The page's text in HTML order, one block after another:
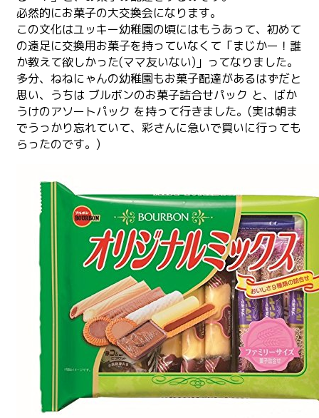
必然的にお菓子の大交換会になります。
この文化はユッキー幼稚園の頃にはもうあって、初めて
の遠足に交換用お菓子を持っていなくて「まじかー！誰
か教えて欲しかった(ママ友いない)」ってなりました。
多分、ねねにゃんの幼稚園もお菓子配達があるはずだと
思い、うちは ブルボンのお菓子詰合せパック と、ばか
うけのアソートパック を持って行きました。(実は朝ま
でうっかり忘れていて、彩さんに急いで買いに行っても
らったのです。)